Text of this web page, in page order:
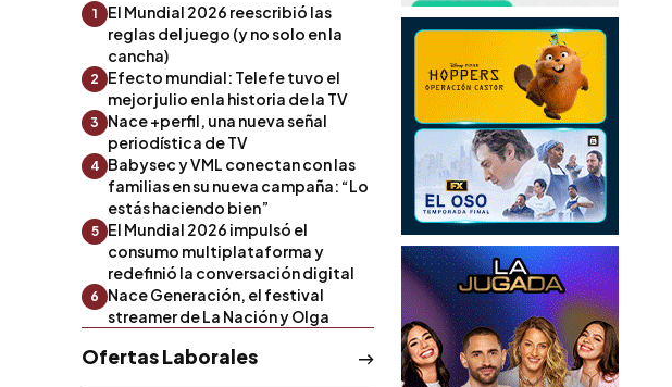
1
El Mundial 2026 reescribió las
reglas del juego (y no solo en la
cancha)
2
Efecto mundial: Telefe tuvo el
mejor julio en la historia de la TV
3
Nace +perfil, una nueva señal
periodística de TV
4 Babysec y VML conectan con las
familias en su nueva campaña: “Lo
estás haciendo bien”
5
El Mundial 2026 impulsó el
consumo multiplataforma y
redefinió la conversación digital
6
Nace Generación, el festival
streamer de La Nación y Olga
Ofertas Laborales